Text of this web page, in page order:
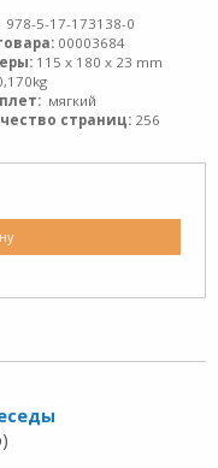
978-5-17-173138-0
00003684
115 x 180 x 23 mm
мягкий
страниц: 256